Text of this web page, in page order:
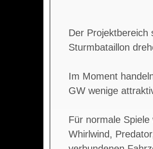
Der Projektbereich
Sturmbataillon
Im Moment
GW wenige
Für normale
Whirlwind,